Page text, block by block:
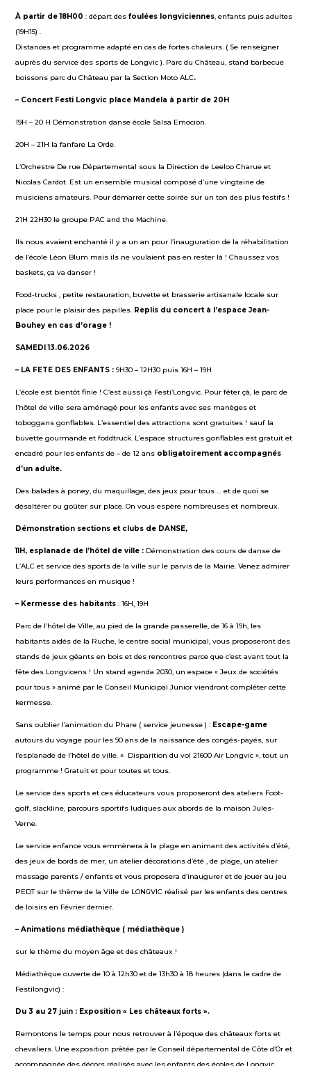
À partir de18H00 : départ desfoulées longviciennes, enfants puis adultes
(19H15) .
Distances et programme adapté en cas de fortes chaleurs. ( Se renseigner
auprès du service des sports de Longvic ). Parc du Château, stand barbecue
boissons parc du Château par la Section Moto ALC.
– Concert Festi Longvic place Mandela à partir de 20H
19H – 20 H Démonstration danse école Salsa Emocion.
20H – 21H la fanfare La Orde.
L’Orchestre De rue Départemental sous la Direction de Leeloo Charue et
Nicolas Cardot. Est un ensemble musical composé d’une vingtaine de
musiciens amateurs. Pour démarrer cette soirée sur un ton des plus festifs !
21H 22H30 le groupe PAC and the Machine.
Ils nous avaient enchanté il y a un an pour l’inauguration de la réhabilitation
de l’école Léon Blum mais ils ne voulaient pas en rester là ! Chaussez vos
baskets, ça va danser !
Food-trucks , petite restauration, buvette et brasserie artisanale locale sur
place pour le plaisir des papilles. Replis du concert à l’espace Jean-
Bouhey en cas d’orage !
SAMEDI 13.06.2026
– LA FETE DES ENFANTS :9H30 – 12H30 puis 16H – 19H
L’école est bientôt finie ! C’est aussi çà Festi’Longvic. Pour fêter çà, le parc de
l’hôtel de ville sera aménagé pour les enfants avec ses manèges et
toboggans gonflables. L’essentiel des attractions sont gratuites ! sauf la
buvette gourmande et foddtruck. L’espace structures gonflables est gratuit et
encadré pour les enfants de – de 12 ans obligatoirement accompagnés
d’un adulte.
Des balades à poney, du maquillage, des jeux pour tous … et de quoi se
désaltérer ou goûter sur place. On vous espère nombreuses et nombreux.
Démonstration sections et clubs de DANSE,
11H, esplanade de l’hôtel de ville : Démonstration des cours de danse de
L’ALC et service des sports de la ville sur le parvis de la Mairie. Venez admirer
leurs performances en musique !
– Kermesse des habitants : 16H, 19H
Parc de l’hôtel de Ville, au pied de la grande passerelle, de 16 à 19h, les
habitants aidés de la Ruche, le centre social municipal, vous proposeront des
stands de jeux géants en bois et des rencontres parce que c’est avant tout la
fête des Longvicens ! Un stand agenda 2030, un espace « Jeux de sociétés
pour tous » animé par le Conseil Municipal Junior viendront compléter cette
kermesse.
Sans oublier l’animation du Phare ( service jeunesse ) : Escape-game
autours du voyage pour les 90 ans de la naissance des congés-payés, sur
l’esplanade de l’hôtel de ville. « Disparition du vol 21600 Air Longvic », tout un
programme ! Gratuit et pour toutes et tous.
Le service des sports et ces éducateurs vous proposeront des ateliers Foot-
golf, slackline, parcours sportifs ludiques aux abords de la maison Jules-
Verne.
Le service enfance vous emmènera à la plage en animant des activités d’été,
des jeux de bords de mer, un atelier décorations d’été , de plage, un atelier
massage parents / enfants et vous proposera d’inaugurer et de jouer au jeu
PEDT sur le thème de la Ville de LONGVIC réalisé par les enfants des centres
de loisirs en Février dernier.
– Animations médiathèque ( médiathèque )
sur le thème du moyen âge et des châteaux !
Médiathèque ouverte de 10 à 12h30 et de 13h30 à 18 heures (dans le cadre de
Festilongvic) :
Du 3 au 27 juin : Exposition « Les châteaux forts ».
Remontons le temps pour nous retrouver à l’époque des châteaux forts et
chevaliers. Une exposition prêtée par le Conseil départemental de Côte d’Or et